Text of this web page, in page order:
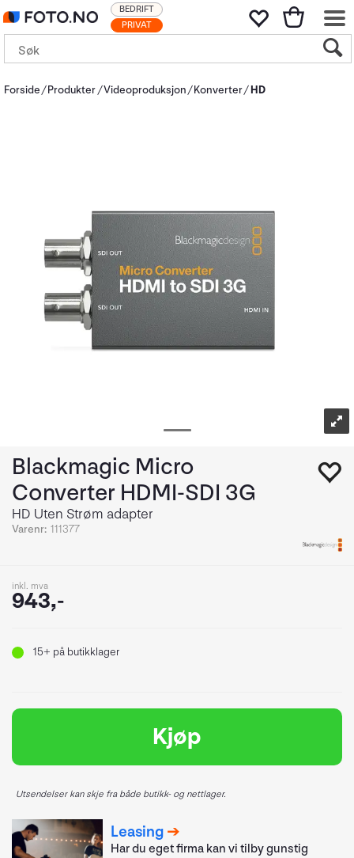
PRIVAT
BEDRIFT
Forside Produkter Videoproduksjon Konverter HD
Blackmagic Micro
Converter HDMI-SDI 3G
HD Uten Strøm adapter
Varenr: 111377
inkl. mva
943,-
15+ på butikklager
Kjøp
Utsendelser kan skje fra både butikk- og nettlager.
Leasing
Har du eget firma kan vi tilby gunstig